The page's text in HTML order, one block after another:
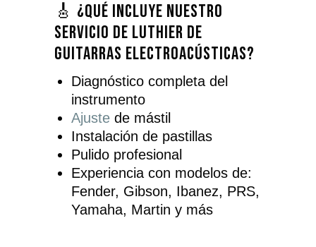
🎸 ¿Qué incluye nuestro
servicio de luthier de
guitarras electroacústicas?
Diagnóstico completa del
instrumento
Ajustede mástil
Instalación de pastillas
Pulido profesional
Experiencia con modelos de:
Fender, Gibson, Ibanez, PRS,
Yamaha, Martin y más